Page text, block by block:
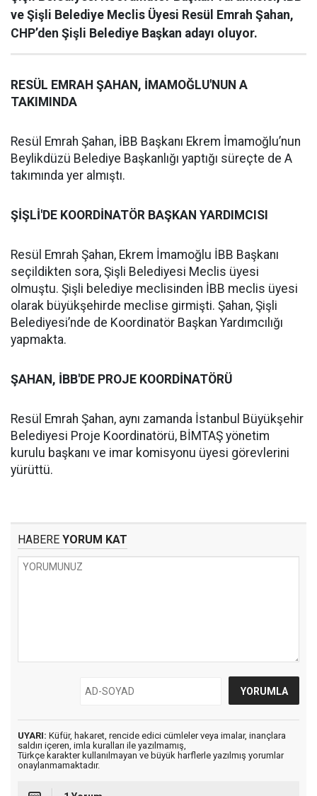
ve Şişli Belediye Meclis Üyesi Resül Emrah Şahan,
CHP’den Şişli Belediye Başkan adayı oluyor.
RESÜL EMRAH ŞAHAN, İMAMOĞLU'NUN A
TAKIMINDA
Resül Emrah Şahan, İBB Başkanı Ekrem İmamoğlu’nun
Beylikdüzü Belediye Başkanlığı yaptığı süreçte de A
takımında yer almıştı.
ŞİŞLİ'DE KOORDİNATÖR BAŞKAN YARDIMCISI
Resül Emrah Şahan, Ekrem İmamoğlu İBB Başkanı
seçildikten sora, Şişli Belediyesi Meclis üyesi
olmuştu. Şişli belediye meclisinden İBB meclis üyesi
olarak büyükşehirde meclise girmişti. Şahan, Şişli
Belediyesi’nde de Koordinatör Başkan Yardımcılığı
yapmakta.
ŞAHAN, İBB'DE PROJE KOORDİNATÖRÜ
Resül Emrah Şahan, aynı zamanda İstanbul Büyükşehir
Belediyesi Proje Koordinatörü, BİMTAŞ yönetim
kurulu başkanı ve imar komisyonu üyesi görevlerini
yürüttü.
HABERE YORUM KAT
UYARI: Küfür, hakaret, rencide edici cümleler veya imalar, inançlara
saldırı içeren, imla kuralları ile yazılmamış,
Türkçe karakter kullanılmayan ve büyük harflerle yazılmış yorumlar
onaylanmamaktadır.